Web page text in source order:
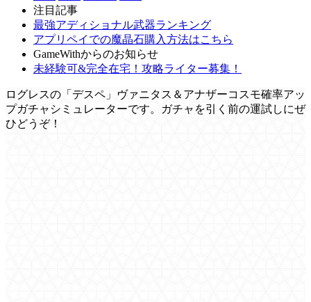
注目記事
最強アディショナル武器ランキング
アプリペイでの魔晶石購入方法はこちら
GameWithからのお知らせ
未経験可&完全在宅！攻略ライター募集！
ログレスの「デスペ」ヴァニタス＆アナザーコスモ確率アッ
プガチャシミュレーターです。ガチャを引く前の運試しにぜ
ひどうぞ！